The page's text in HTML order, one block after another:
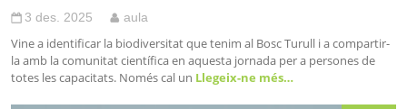
3 des. 2025 aula
Vine a identificar la biodiversitat que tenim al Bosc Turull i a compartir-
la amb la comunitat científica en aquesta jornada per a persones de
totes les capacitats. Només cal un Llegeix-ne més…